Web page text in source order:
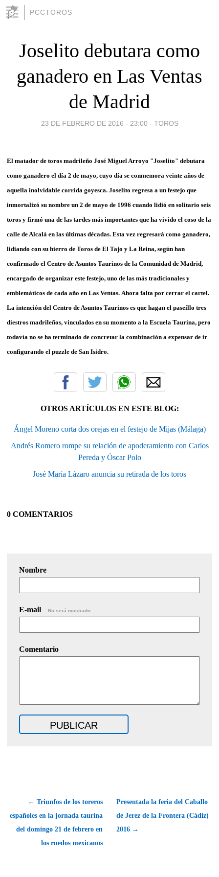
PCCTOROS
Joselito debutara como
ganadero en Las Ventas
de Madrid
23 DE FEBRERO DE 2016 - 23:00 - TOROS
El matador de toros madrileño José Miguel Arroyo "Joselito" debutara
como ganadero el día 2 de mayo, cuyo día se conmemora veinte años de
aquella inolvidable corrida goyesca. Joselito regresa a un festejo que
inmortalizó su nombre un 2 de mayo de 1996 cuando lidió en solitario seis
toros y firmó una de las tardes más importantes que ha vivido el coso de la
calle de Alcalá en las últimas décadas. Esta vez regresará como ganadero,
lidiando con su hierro de Toros de El Tajo y La Reina, según han
confirmado el Centro de Asuntos Taurinos de la Comunidad de Madrid,
encargado de organizar este festejo, uno de las más tradicionales y
emblemáticos de cada año en Las Ventas. Ahora falta por cerrar el cartel.
La intención del Centro de Asuntos Taurinos es que hagan el paseíllo tres
diestros madrileños, vinculados en su momento a la Escuela Taurina, pero
todavía no se ha terminado de concretar la combinación a expensar de ir
configurando el puzzle de San Isidro.
OTROS ARTÍCULOS EN ESTE BLOG:
Ángel Moreno corta dos orejas en el festejo de Mijas (Málaga)
Andrés Romero rompe su relación de apoderamiento con Carlos
Pereda y Óscar Polo
José María Lázaro anuncia su retirada de los toros
0 COMENTARIOS
Nombre
E-mail No será mostrado.
Comentario
← Triunfos de los toreros
españoles en la jornada taurina
del domingo 21 de febrero en
los ruedos mexicanos
Presentada la feria del Caballo
de Jerez de la Frontera (Cádiz)
2016 →